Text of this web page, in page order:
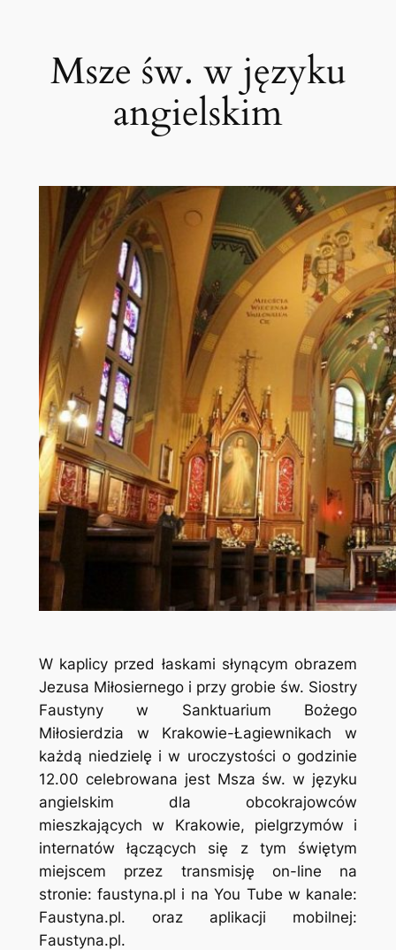
Msze św. w języku
angielskim
W kaplicy przed łaskami słynącym obrazem
Jezusa Miłosiernego i przy grobie św. Siostry
Faustyny w Sanktuarium Bożego
Miłosierdzia w Krakowie-Łagiewnikach w
każdą niedzielę i w uroczystości o godzinie
12.00 celebrowana jest Msza św. w języku
angielskim dla obcokrajowców
mieszkających w Krakowie, pielgrzymów i
internatów łączących się z tym świętym
miejscem przez transmisję on-line na
stronie: faustyna.pl i na You Tube w kanale:
Faustyna.pl. oraz aplikacji mobilnej:
Faustyna.pl.